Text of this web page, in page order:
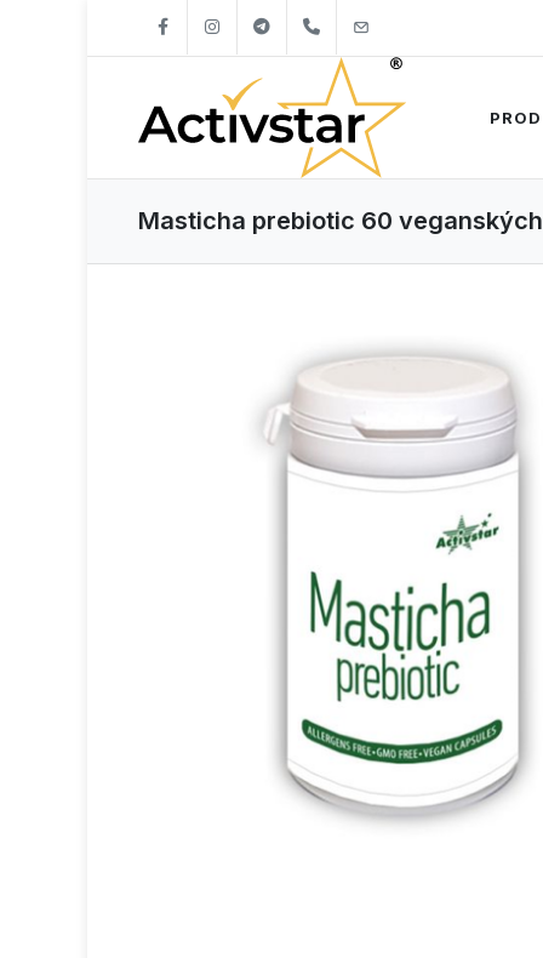
+421904262747
Masticha prebiotic 60